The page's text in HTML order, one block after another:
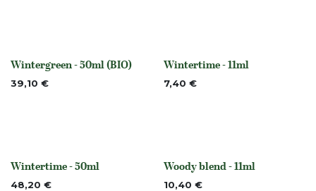
Nicht vorrättig
Wintergreen - 50ml (BIO)
39,10 € None
Wintertime - 11ml
7,40 €
None
Wintertime - 50ml
48,20 € None
Woody blend - 11ml
10,40 €